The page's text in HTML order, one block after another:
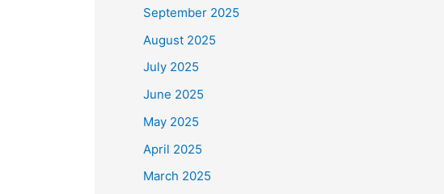
September 2025
August 2025
July 2025
June 2025
May 2025
April 2025
March 2025